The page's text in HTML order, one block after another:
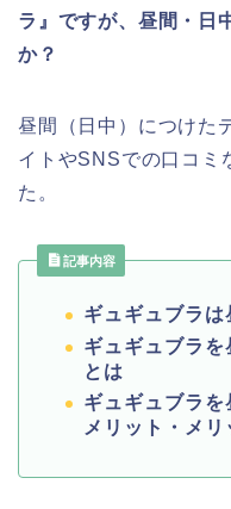
ラ』ですが、昼間・日
か？
昼間（日中）につけた
イトやSNSでの口コミ
た。
記事内容
ギュギュブラは
ギュギュブラ
とは
ギュギュブラ
メリット・メリ